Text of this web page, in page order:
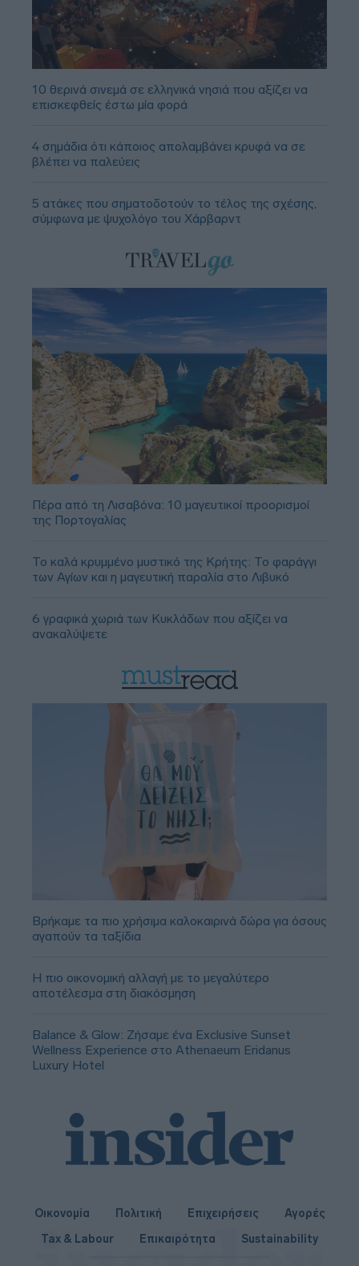
10 θερινά σινεμά σε ελληνικά νησιά που αξίζει να
επισκεφθείς έστω μία φορά
4 σημάδια ότι κάποιος απολαμβάνει κρυφά να σε
βλέπει να παλεύεις
5 ατάκες που σηματοδοτούν το τέλος της σχέσης,
σύμφωνα με ψυχολόγο του Χάρβαρντ
Πέρα από τη Λισαβόνα: 10 μαγευτικοί προορισμοί
της Πορτογαλίας
Το καλά κρυμμένο μυστικό της Κρήτης: Το φαράγγι
των Αγίων και η μαγευτική παραλία στο Λιβυκό
6 γραφικά χωριά των Κυκλάδων που αξίζει να
ανακαλύψετε
Βρήκαμε τα πιο χρήσιμα καλοκαιρινά δώρα για όσους
αγαπούν τα ταξίδια
Η πιο οικονομική αλλαγή με το μεγαλύτερο
αποτέλεσμα στη διακόσμηση
Balance & Glow: Ζήσαμε ένα Exclusive Sunset
Wellness Experience στο Athenaeum Eridanus
Luxury Hotel
Οικονομία Πολιτική Επιχειρήσεις
Αγορές
Tax & Labour
Επικαιρότητα Sustainability